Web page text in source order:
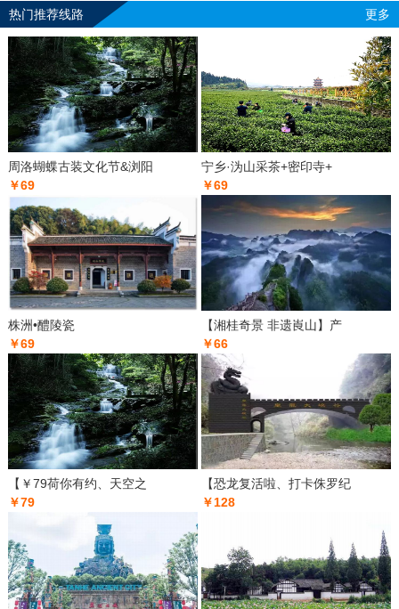
热门推荐线路
更多
周洛蝴蝶古装文化节&浏阳
￥69
宁乡·沩山采茶+密印寺+
￥69
株洲•醴陵瓷
￥69
【湘桂奇景 非遗崀山】产
￥66
【￥79荷你有约、天空之
￥79
【恐龙复活啦、打卡侏罗纪
￥128